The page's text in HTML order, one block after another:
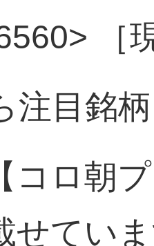
［
注目銘柄
コロ朝
せてい